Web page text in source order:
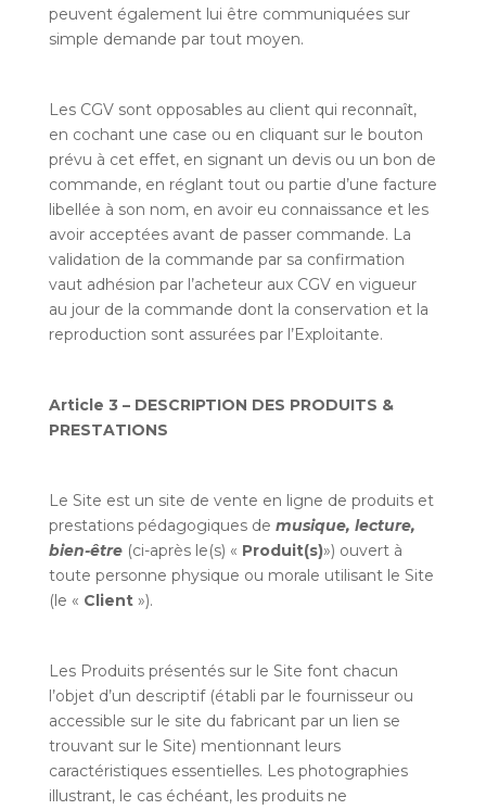
peuvent également lui être communiquées sur
simple demande par tout moyen.
Les CGV sont opposables au client qui reconnaît,
en cochant une case ou en cliquant sur le bouton
prévu à cet effet, en signant un devis ou un bon de
commande, en réglant tout ou partie d’une facture
libellée à son nom, en avoir eu connaissance et les
avoir acceptées avant de passer commande. La
validation de la commande par sa confirmation
vaut adhésion par l’acheteur aux CGV en vigueur
au jour de la commande dont la conservation et la
reproduction sont assurées par l’Exploitante.
Article 3 – DESCRIPTION DES PRODUITS &
PRESTATIONS
Le Site est un site de vente en ligne de produits et
prestations pédagogiques de musique, lecture,
bien-être(ci-après le(s) « Produit(s)») ouvert à
toute personne physique ou morale utilisant le Site
(le « Client»).
Les Produits présentés sur le Site font chacun
l’objet d’un descriptif (établi par le fournisseur ou
accessible sur le site du fabricant par un lien se
trouvant sur le Site) mentionnant leurs
caractéristiques essentielles. Les photographies
illustrant, le cas échéant, les produits ne